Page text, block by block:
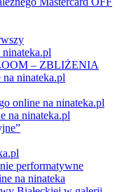
– ZBLIŻENIA
ninateka.pl
online na ninateka.pl
na ninateka.pl
performatywne
na ninateka